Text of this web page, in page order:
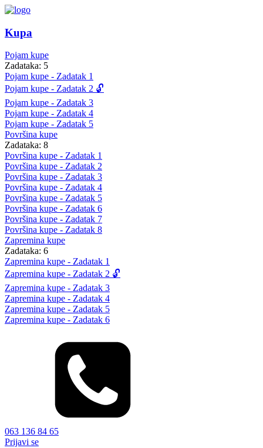
Kupa
Pojam kupe
Zadataka: 5
Pojam kupe - Zadatak 1
Pojam kupe - Zadatak 2 🔓
Pojam kupe - Zadatak 3
Pojam kupe - Zadatak 4
Pojam kupe - Zadatak 5
Površina kupe
Zadataka: 8
Površina kupe - Zadatak 1
Površina kupe - Zadatak 2
Površina kupe - Zadatak 3
Površina kupe - Zadatak 4
Površina kupe - Zadatak 5
Površina kupe - Zadatak 6
Površina kupe - Zadatak 7
Površina kupe - Zadatak 8
Zapremina kupe
Zadataka: 6
Zapremina kupe - Zadatak 1
Zapremina kupe - Zadatak 2 🔓
Zapremina kupe - Zadatak 3
Zapremina kupe - Zadatak 4
Zapremina kupe - Zadatak 5
Zapremina kupe - Zadatak 6
063 136 84 65
Prijavi se